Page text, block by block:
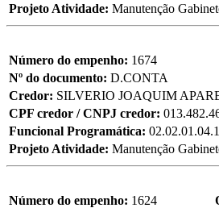
Projeto Atividade: Manutenção
Número do empenho: 1674
Nº do documento: D.CONTA
Credor: SILVERIO JOAQUIM
CPF credor / CNPJ credor:
Funcional Programática:
Projeto Atividade: Manutenção
Número do empenho: 1624